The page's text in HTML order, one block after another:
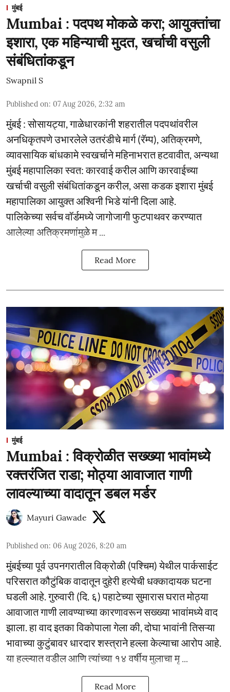
मुंबई
Mumbai : पदपथ मोकळे करा; आयुक्तांचा
इशारा, एक महिन्याची मुदत, खर्चाची वसुली
संबंधितांकडून
Swapnil S
Published on: 07 Aug 2026, 2:32 am
मुंबई : सोसायट्या, गाळेधारकांनी शहरातील पदपथांवरील
अनधिकृतपणे उभारलेले उतरंडीचे मार्ग (रॅम्प), अतिक्रमणे,
व्यावसायिक बांधकामे स्वखर्चाने महिनाभरात हटवावीत, अन्यथा
मुंबई महापालिका स्वत: कारवाई करील आणि कारवाईच्या
खर्चाची वसुली संबंधितांकडून करील, असा कडक इशारा मुंबई
महापालिका आयुक्त अश्विनी भिडे यांनी दिला आहे.
पालिकेच्या सर्वच वॉर्डमध्ये जागोजागी फुटपाथवर करण्यात
आलेल्या अतिक्रमणांमुळे म ...
Read More
मुंबई
Mumbai : विक्रोळीत सख्ख्या भावांमध्ये
रक्तरंजित राडा; मोठ्या आवाजात गाणी
लावल्याच्या वादातून डबल मर्डर
Mayuri Gawade
Published on: 06 Aug 2026, 8:20 am
मुंबईच्या पूर्व उपनगरातील विक्रोळी (पश्चिम) येथील पार्कसाईट
परिसरात कौटुंबिक वादातून दुहेरी हत्येची धक्कादायक घटना
घडली आहे. गुरुवारी (दि. ६) पहाटेच्या सुमारास घरात मोठ्या
आवाजात गाणी लावण्याच्या कारणावरून सख्ख्या भावांमध्ये वाद
झाला. हा वाद इतका विकोपाला गेला की, दोघा भावांनी तिसऱ्या
भावाच्या कुटुंबावर धारदार शस्त्राने हल्ला केल्याचा आरोप आहे.
या हल्ल्यात वडील आणि त्यांच्या १४ वर्षीय मुलाचा मृ ...
Read More